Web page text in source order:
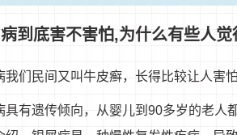
到底害不害怕,为什么有些人觉
我们民间又叫牛皮癣，长得比较让人害
具有遗传倾向，从婴儿到90多岁的老人